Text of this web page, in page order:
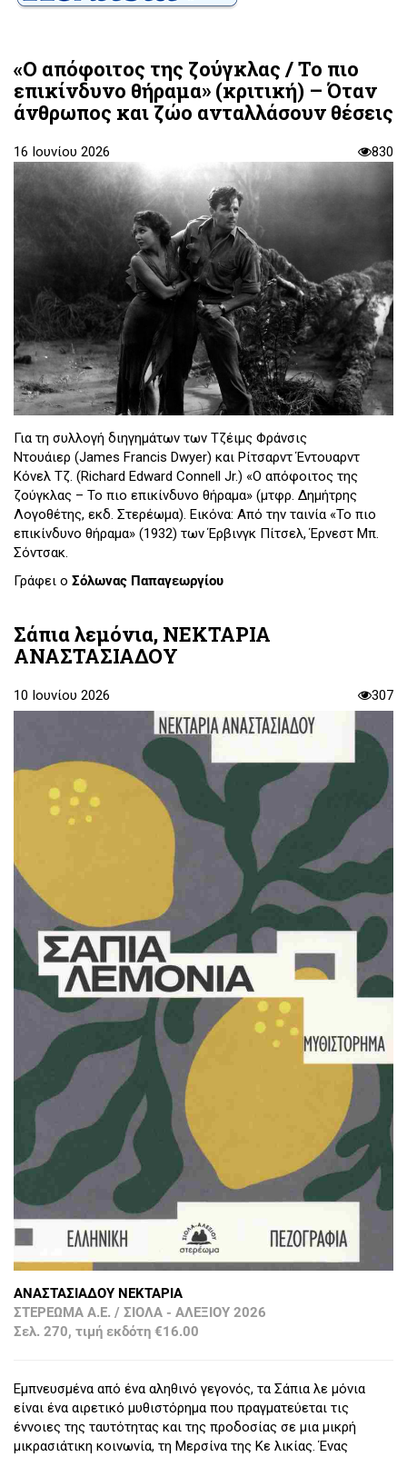
«Ο απόφοιτος της ζούγκλας / Το πιο
επικίνδυνο θήραμα» (κριτική) – Όταν
άνθρωπος και ζώο ανταλλάσουν θέσεις
16 Ιουνίου 2026 830
Για τη συλλογή διηγημάτων των Τζέιμς Φράνσις
Ντουάιερ (James Francis Dwyer) και Ρίτσαρντ Έντουαρντ
Κόνελ Τζ. (Richard Edward Connell Jr.) «Ο απόφοιτος της
ζούγκλας – Το πιο επικίνδυνο θήραμα» (μτφρ. Δημήτρης
Λογοθέτης, εκδ. Στερέωμα). Εικόνα: Από την ταινία «Το πιο
επικίνδυνο θήραμα» (1932) των Έρβινγκ Πίτσελ, Έρνεστ Μπ.
Σόντσακ.
Γράφει ο Σόλωνας Παπαγεωργίου
Σάπια λεμόνια, ΝΕΚΤΑΡΙΑ
ΑΝΑΣΤΑΣΙΑΔΟΥ
10 Ιουνίου 2026 307
ΑΝΑΣΤΑΣΙΑΔΟΥ ΝΕΚΤΑΡΙΑ
ΣΤΕΡΕΩΜΑ Α.Ε. / ΣΙΟΛΑ - ΑΛΕΞΙΟΥ 2026
Σελ. 270, τιμή εκδότη €16.00
Εμπνευσμένα από ένα αληθινό γεγονός, τα Σάπια λε μόνια
είναι ένα αιρετικό μυθιστόρημα που πραγματεύεται τις
έννοιες της ταυτότητας και της προδοσίας σε μια μικρή
μικρασιάτικη κοινωνία, τη Μερσίνα της Κε λικίας. Ένας